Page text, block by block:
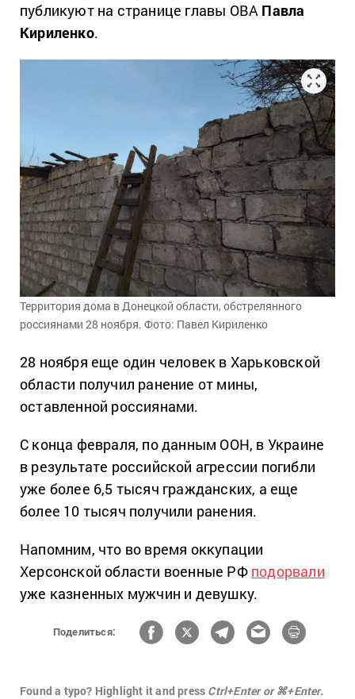
публикуют на странице главы ОВА Павла
Кириленко.
Территория дома в Донецкой области, обстрелянного
россиянами 28 ноября. Фото: Павел Кириленко
28 ноября еще один человек в Харьковской
области получил ранение от мины,
оставленной россиянами.
С конца февраля, по данным ООН, в Украине
в результате российской агрессии погибли
уже более 6,5 тысяч гражданских, а еще
более 10 тысяч получили ранения.
Напомним, что во время оккупации
Херсонской области военные РФ подорвали
уже казненных мужчин и девушку.
Поделиться:
Found a typo? Highlight it and press Ctrl+Enter or ⌘+Enter.